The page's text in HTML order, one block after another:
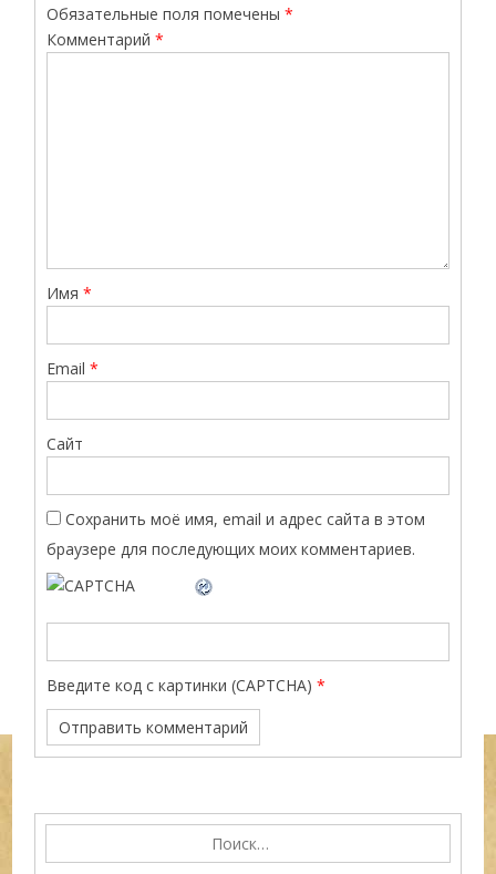
Обязательные поля помечены*
Комментарий*
Имя*
Email*
Сайт
Сохранить моё имя, email и адрес сайта в этом
браузере для последующих моих комментариев.
Введите код с картинки (CAPTCHA) *